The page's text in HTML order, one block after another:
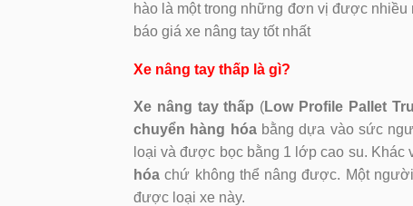
hào là một trong những đơn vị được
báo giá xe nâng tay tốt nhất
Xe nâng tay thấp là gì?
Xe nâng tay thấp (Low Profile Pallet
chuyển hàng hóabằng dựa vào sức
loại và được bọc bằng 1 lớp cao su. Khác
hóa chứ không thể nâng được. Một
được loại xe này.